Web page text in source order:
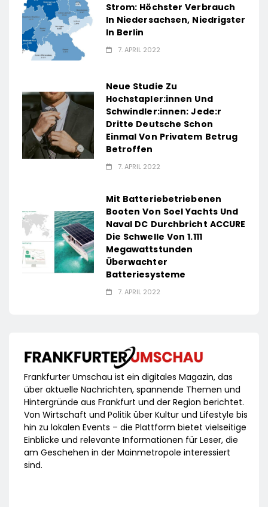
Strom: Höchster Verbrauch
In Niedersachsen, Niedrigster
In Berlin
7. APRIL 2022
Neue Studie Zu
Hochstapler:innen Und
Schwindler:innen: Jede:r
Dritte Deutsche Schon
Einmal Von Privatem Betrug
Betroffen
7. APRIL 2022
Mit Batteriebetriebenen
Booten Von Soel Yachts Und
Naval DC Durchbricht ACCURE
Die Schwelle Von 1.111
Megawattstunden
Überwachter
Batteriesysteme
7. APRIL 2022
Frankfurter Umschau ist ein digitales Magazin, das
über aktuelle Nachrichten, spannende Themen und
Hintergründe aus Frankfurt und der Region berichtet.
Von Wirtschaft und Politik über Kultur und Lifestyle bis
hin zu lokalen Events – die Plattform bietet vielseitige
Einblicke und relevante Informationen für Leser, die
am Geschehen in der Mainmetropole interessiert
sind.